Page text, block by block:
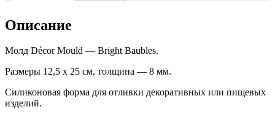
Описание
Молд Décor Mould — Bright Baubles.
Размеры 12,5 х 25 см, толщина — 8 мм.
Силиконовая форма для отливки декоративных или пищевых
изделий.